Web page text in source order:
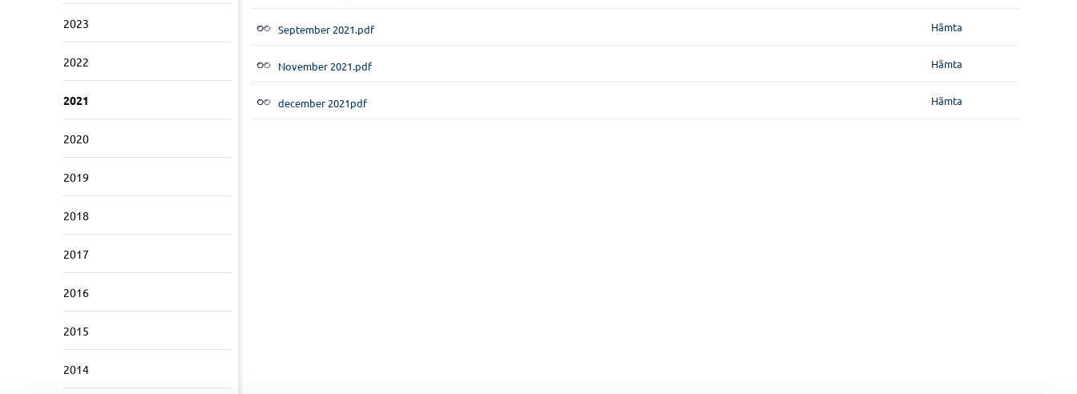
2023
2022
2021
2020
2019
2018
2017
2016
2015
2014
September 2021.pdf Hämta
November 2021.pdf Hämta
december 2021pdf Hämta